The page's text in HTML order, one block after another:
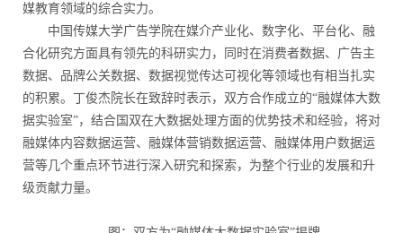
媒教育领域的综合实力。
中国传媒大学广告学院在媒介产业化、数字化、平台化、融
合化研究方面具有领先的科研实力，同时在消费者数据、广告主
数据、品牌公关数据、数据视觉传达可视化等领域也有相当扎实
的积累。丁俊杰院长在致辞时表示，双方合作成立的“融媒体大数
据实验室”，结合国双在大数据处理方面的优势技术和经验，将对
融媒体内容数据运营、融媒体营销数据运营、融媒体用户数据运
营等几个重点环节进行深入研究和探索，为整个行业的发展和升
级贡献力量。